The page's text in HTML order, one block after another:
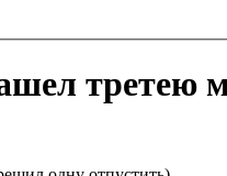
третею